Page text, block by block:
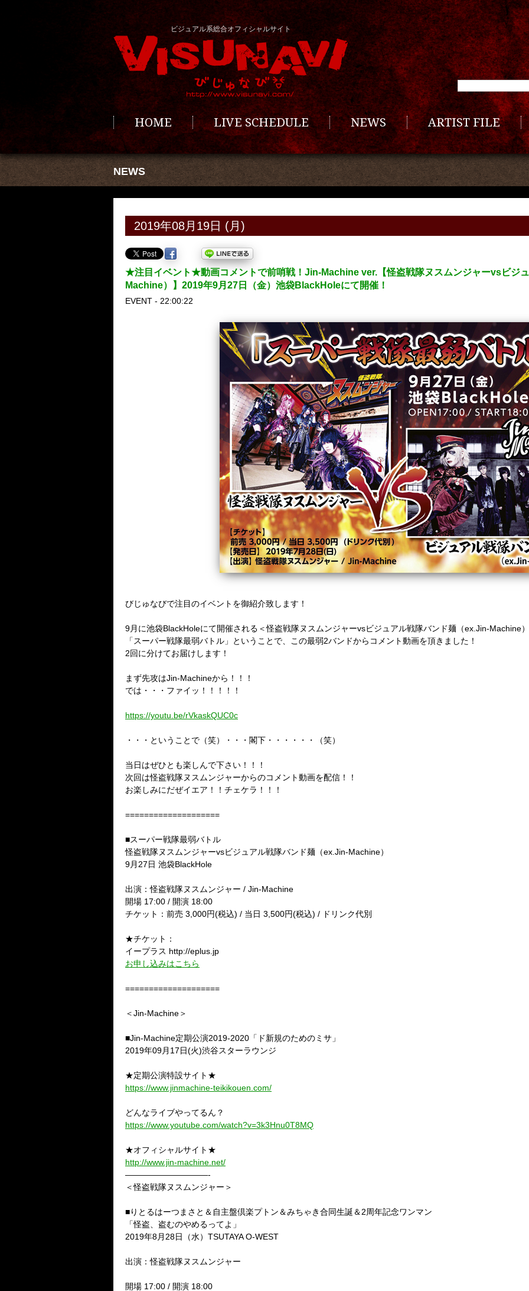
ビジュアル系総合オフィシャルサイト
HOME LIVE SCHEDULE NEWS ARTIST FILE
NEWS
2019年08月19日 (月)
★注目イベント★動画コメントで前哨戦！Jin-Machine ver.【怪盗戦隊ヌスムンジャーvsビジ
Machine）】2019年9月27日（金）池袋BlackHoleにて開催！
EVENT - 22:00:22
びじゅなびで注目のイベントを御紹介致します！
9月に池袋BlackHoleにて開催される＜怪盗戦隊ヌスムンジャーvsビジュアル戦隊バンド麺（ex.Jin-Machine
「スーパー戦隊最弱バトル」ということで、この最弱2バンドからコメント動画を頂きました！
2回に分けてお届けします！
まず先攻はJin-Machineから！！！
では・・・ファイッ！！！！！
https://youtu.be/rVkaskQUC0c
・・・ということで（笑）・・・閣下・・・・・・（笑）
当日はぜひとも楽しんで下さい！！！
次回は怪盗戦隊ヌスムンジャーからのコメント動画を配信！！
お楽しみにだぜイエア！！チェケラ！！！
====================
■スーパー戦隊最弱バトル
怪盗戦隊ヌスムンジャーvsビジュアル戦隊バンド麺（ex.Jin-Machine）
9月27日 池袋BlackHole
出演：怪盗戦隊ヌスムンジャー / Jin-Machine
開場 17:00 / 開演 18:00
チケット：前売 3,000円(税込) / 当日 3,500円(税込) / ドリンク代別
★チケット：
イープラス http://eplus.jp
お申し込みはこちら
====================
＜Jin-Machine＞
■Jin-Machine定期公演2019-2020「ド新規のためのミサ」
2019年09月17日(火)渋谷スターラウンジ
★定期公演特設サイト★
https://www.jinmachine-teikikouen.com/
どんなライブやってるん？
https://www.youtube.com/watch?v=3k3Hnu0T8MQ
★オフィシャルサイト★
http://www.jin-machine.net/
——————————-
＜怪盗戦隊ヌスムンジャー＞
■りとるはーつまさと＆自主盤倶楽プトン＆みちゃき合同生誕＆2周年記念ワンマン
「怪盗、盗むのやめるってよ」
2019年8月28日（水）TSUTAYA O-WEST
出演：怪盗戦隊ヌスムンジャー
開場 17:00 / 開演 18:00